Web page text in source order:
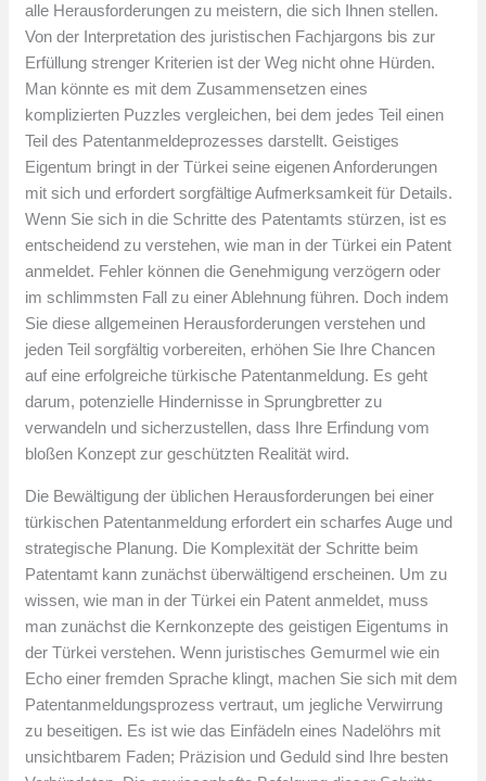
alle Herausforderungen zu meistern, die sich Ihnen stellen.
Von der Interpretation des juristischen Fachjargons bis zur
Erfüllung strenger Kriterien ist der Weg nicht ohne Hürden.
Man könnte es mit dem Zusammensetzen eines
komplizierten Puzzles vergleichen, bei dem jedes Teil einen
Teil des Patentanmeldeprozesses darstellt. Geistiges
Eigentum bringt in der Türkei seine eigenen Anforderungen
mit sich und erfordert sorgfältige Aufmerksamkeit für Details.
Wenn Sie sich in die Schritte des Patentamts stürzen, ist es
entscheidend zu verstehen, wie man in der Türkei ein Patent
anmeldet. Fehler können die Genehmigung verzögern oder
im schlimmsten Fall zu einer Ablehnung führen. Doch indem
Sie diese allgemeinen Herausforderungen verstehen und
jeden Teil sorgfältig vorbereiten, erhöhen Sie Ihre Chancen
auf eine erfolgreiche türkische Patentanmeldung. Es geht
darum, potenzielle Hindernisse in Sprungbretter zu
verwandeln und sicherzustellen, dass Ihre Erfindung vom
bloßen Konzept zur geschützten Realität wird.
Die Bewältigung der üblichen Herausforderungen bei einer
türkischen Patentanmeldung erfordert ein scharfes Auge und
strategische Planung. Die Komplexität der Schritte beim
Patentamt kann zunächst überwältigend erscheinen. Um zu
wissen, wie man in der Türkei ein Patent anmeldet, muss
man zunächst die Kernkonzepte des geistigen Eigentums in
der Türkei verstehen. Wenn juristisches Gemurmel wie ein
Echo einer fremden Sprache klingt, machen Sie sich mit dem
Patentanmeldungsprozess vertraut, um jegliche Verwirrung
zu beseitigen. Es ist wie das Einfädeln eines Nadelöhrs mit
unsichtbarem Faden; Präzision und Geduld sind Ihre besten